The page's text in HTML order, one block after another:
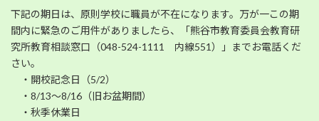
下記の期日は、原則学校に職員が不在になります。万が一この期
間内に緊急のご用件がありましたら、「熊谷市教育委員会教育研
究所教育相談窓口（048-524-1111 内線551）」までお電話くだ
さい。
・開校記念日（5/2）
・8/13～8/16（旧お盆期間）
・秋季休業日